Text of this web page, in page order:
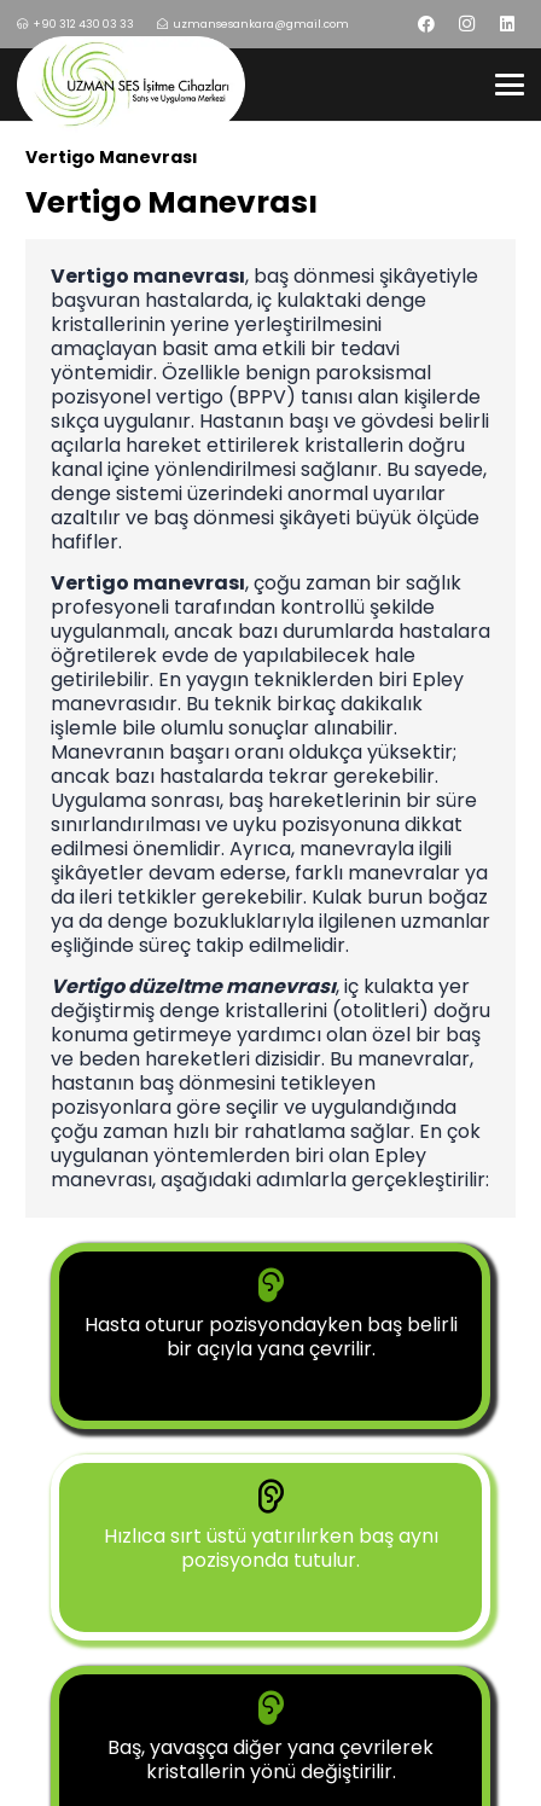
+90 312 430 03 33 uzmansesankara@gmail.com
Vertigo Manevrası
Vertigo Manevrası
Vertigo manevrası, baş dönmesi şikâyetiyle
başvuran hastalarda, iç kulaktaki denge
kristallerinin yerine yerleştirilmesini
amaçlayan basit ama etkili bir tedavi
yöntemidir. Özellikle benign paroksismal
pozisyonel vertigo (BPPV) tanısı alan kişilerde
sıkça uygulanır. Hastanın başı ve gövdesi belirli
açılarla hareket ettirilerek kristallerin doğru
kanal içine yönlendirilmesi sağlanır. Bu sayede,
denge sistemi üzerindeki anormal uyarılar
azaltılır ve baş dönmesi şikâyeti büyük ölçüde
hafifler.
Vertigo manevrası, çoğu zaman bir sağlık
profesyoneli tarafından kontrollü şekilde
uygulanmalı, ancak bazı durumlarda hastalara
öğretilerek evde de yapılabilecek hale
getirilebilir. En yaygın tekniklerden biri Epley
manevrasıdır. Bu teknik birkaç dakikalık
işlemle bile olumlu sonuçlar alınabilir.
Manevranın başarı oranı oldukça yüksektir;
ancak bazı hastalarda tekrar gerekebilir.
Uygulama sonrası, baş hareketlerinin bir süre
sınırlandırılması ve uyku pozisyonuna dikkat
edilmesi önemlidir. Ayrıca, manevrayla ilgili
şikâyetler devam ederse, farklı manevralar ya
da ileri tetkikler gerekebilir. Kulak burun boğaz
ya da denge bozukluklarıyla ilgilenen uzmanlar
eşliğinde süreç takip edilmelidir.
Vertigo düzeltme manevrası, iç kulakta yer
değiştirmiş denge kristallerini (otolitleri) doğru
konuma getirmeye yardımcı olan özel bir baş
ve beden hareketleri dizisidir. Bu manevralar,
hastanın baş dönmesini tetikleyen
pozisyonlara göre seçilir ve uygulandığında
çoğu zaman hızlı bir rahatlama sağlar. En çok
uygulanan yöntemlerden biri olan Epley
manevrası, aşağıdaki adımlarla gerçekleştirilir:
Hasta oturur pozisyondayken baş belirli
bir açıyla yana çevrilir.
Hızlıca sırt üstü yatırılırken baş aynı
pozisyonda tutulur.
Baş, yavaşça diğer yana çevrilerek
kristallerin yönü değiştirilir.